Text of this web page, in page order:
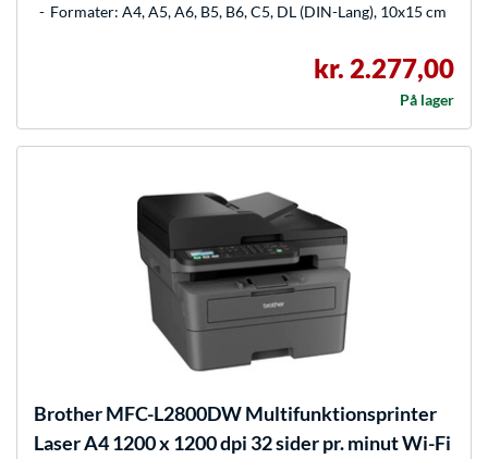
Formater: A4, A5, A6, B5, B6, C5, DL (DIN-Lang), 10x15 cm
kr. 2.277,00
På lager
BrotherMFC-L2800DW Multifunktionsprinter
Laser A4 1200 x 1200 dpi 32 sider pr. minut Wi-Fi